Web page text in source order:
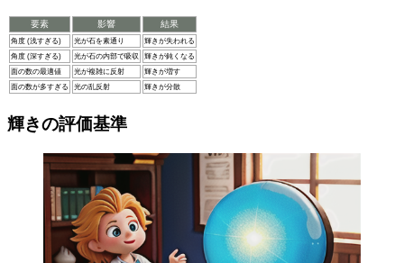
要素 影響 結果
角度 (浅すぎる) 光が石を素通り
輝きが失われる
角度 (深すぎる)
光が石の内部で吸収
輝きが鈍くなる
面の数の最適値
光が複雑に反射
輝きが増す
面の数が多すぎる
光の乱反射 輝きが分散
輝きの評価基準